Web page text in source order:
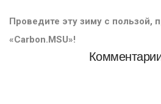
Проведите эту зиму с пользой,
«Carbon.MSU»!